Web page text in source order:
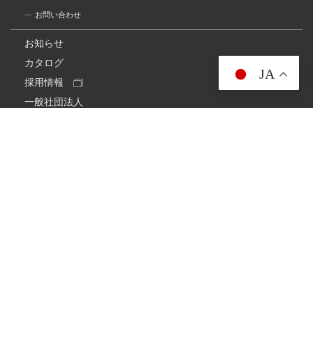
お問い合わせ
お知らせ
カタログ
採用情報
一般社団法人
JA